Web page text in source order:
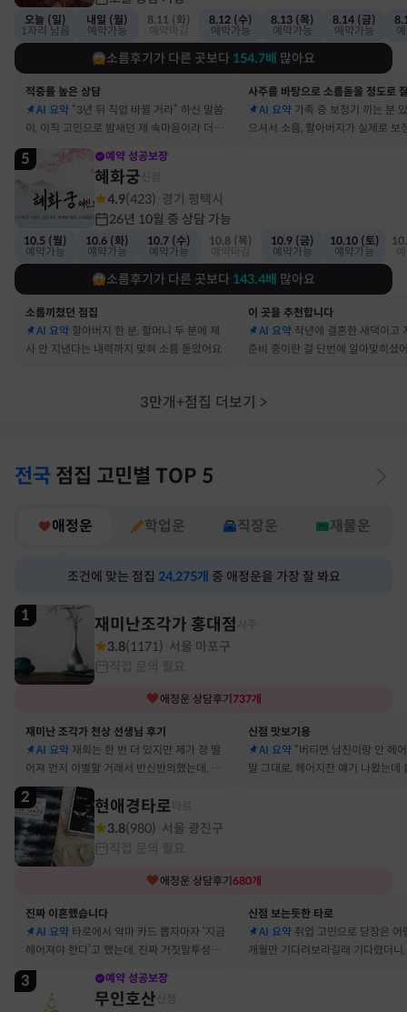
오늘 (일)
1자리 남음
내일 (월)
예약가능
8.11 (화)
8.12 (수)
예약가능
8.13 (목)
예약가능
8.14 (금)
예약가능
소름후기가 다른 곳보다 154.7배 많아요
적중률 높은 상담
AI 요약 “3년 뒤 직업 바뀔 거라” 하신 말씀
이, 이직 고민으로 밤새던 제 속마음이라 더 신
기했어요
AI 요약 가족 중 보청기 끼는 분
으셔서 소름, 할아버지가 실제로 보
5 예약 성공보장
혜화궁
4.9(423) 경기 평택시
26년 10월 중 상담 가능
10.5 (월)
예약가능
10.6 (화)
예약가능
10.7 (수)
예약가능
10.8 (목)
10.9 (금)
예약가능
10.10 (토)
예약가능
소름후기가 다른 곳보다 143.4배 많아요
소름끼쳤던 점집
AI 요약 할아버지 한 분, 할머니 두 분에 제
사 안 지낸다는 내력까지 맞혀 소름 돋았어요
이 곳을 추천합니다
AI 요약 작년에 결혼한 새댁이고
준비 중이란 걸 단번에 알아맞히셨
3만개+점집 더보기 >
전국 점집 고민별 TOP 5
애정운 학업운 직장운 재물운
조건에 맞는 점집 24,275개 중 애정운을 가장 잘 봐요
1 재미난조각가 홍대점
3.8(1171) 서울 마포구
애정운 상담후기 737개
재미난 조각가 천상 선생님 후기
AI 요약 재회는 한 번 더 있지만 제가 정 떨
어져 먼저 이별할 거래서 반신반의했는데, 정
말 재회 후 제가 먼저 헤어지자고 했어요
신점 맛보기용
AI 요약 “버티면 남친이랑 안 헤
말 그대로, 헤어지잔 얘기 나왔는데
2 현애경타로
3.8(980) 서울 광진구
애정운 상담후기 680개
진짜 이혼했습니다
AI 요약 타로에서 악마 카드 뽑자마자 ‘지금
헤어져야 한다’고 했는데, 진짜 거짓말투성이
결혼 생활 끝에 이혼 숙고 중이에요
신점 보는듯한 타로
AI 요약 취업 고민으로 당장은 어
개월만 기다려보라길래 기다렸더니
3 예약 성공보장
무인호산